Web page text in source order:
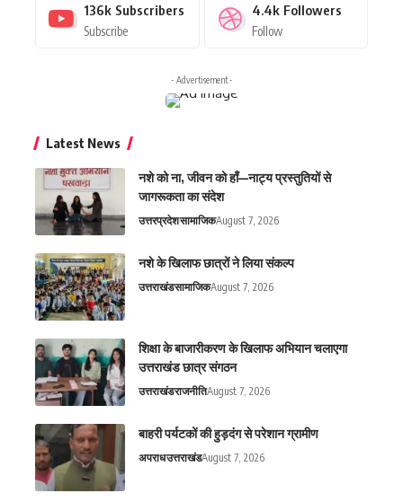
136k Subscribers
Subscribe
4.4k Followers
Follow
- Advertisement -
Latest News
नशे को ना, जीवन को हाँ—नाट्य प्रस्तुतियों से
जागरूकता का संदेश
उत्तरप्रदेशसामाजिकAugust 7, 2026
नशे के खिलाफ छात्रों ने लिया संकल्प
उत्तराखंडसामाजिकAugust 7, 2026
शिक्षा के बाजारीकरण के खिलाफ अभियान चलाएगा
उत्तराखंड छात्र संगठन
उत्तराखंडराजनीतिAugust 7, 2026
बाहरी पर्यटकों की हुड़दंग से परेशान ग्रामीण
अपराधउत्तराखंडAugust 7, 2026